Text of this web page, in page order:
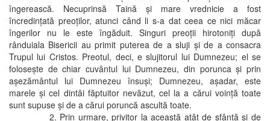
îngerească. Necuprinsă Taină şi mare vrednicie a fost
încredinţată preoţilor, atunci când li s-a dat ceea ce nici măcar
îngerilor nu le este îngăduit. Singuri preoţii hirotoniţi după
rânduiala Bisericii au primit puterea de a sluji şi de a consacra
Trupul lui Cristos. Preotul, deci, e slujitorul lui Dumnezeu; el se
foloseşte de chiar cuvântul lui Dumnezeu, din porunca şi prin
aşezământul lui Dumnezeu însuşi; Dumnezeu, aşadar, este
marele şi cel dintâi făptuitor nevăzut, cel la a cărui voinţă toate
sunt supuse şi de a cărui poruncă ascultă toate.
2. Prin urmare, privitor la această atât de sfântă şi de